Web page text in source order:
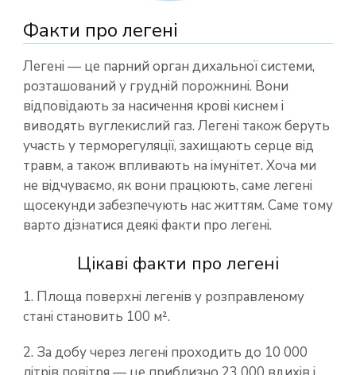
Факти про легені
Легені — це парний орган дихальної системи,
розташований у грудній порожнині. Вони
відповідають за насичення крові киснем і
виводять вуглекислий газ. Легені також беруть
участь у терморегуляції, захищають серце від
травм, а також впливають на імунітет. Хоча ми
не відчуваємо, як вони працюють, саме легені
щосекунди забезпечують нас життям. Саме тому
варто дізнатися деякі факти про легені.
Цікаві факти про легені
1. Площа поверхні легенів у розправленому
стані становить 100 м².
2. За добу через легені проходить до 10 000